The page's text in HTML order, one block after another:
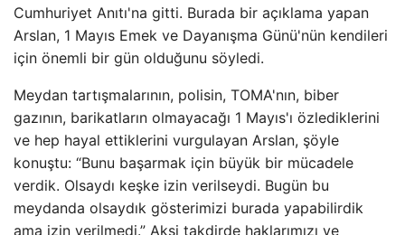
Cumhuriyet Anıtı'na gitti. Burada bir açıklama yapan
Arslan, 1 Mayıs Emek ve Dayanışma Günü'nün kendileri
için önemli bir gün olduğunu söyledi.
Meydan tartışmalarının, polisin, TOMA'nın, biber
gazının, barikatların olmayacağı 1 Mayıs'ı özlediklerini
ve hep hayal ettiklerini vurgulayan Arslan, şöyle
konuştu: “Bunu başarmak için büyük bir mücadele
verdik. Olsaydı keşke izin verilseydi. Bugün bu
meydanda olsaydık gösterimizi burada yapabilirdik
ama izin verilmedi.” Aksi takdirde haklarımızı ve